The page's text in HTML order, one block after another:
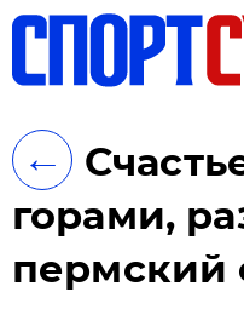
←
горами,
пермский